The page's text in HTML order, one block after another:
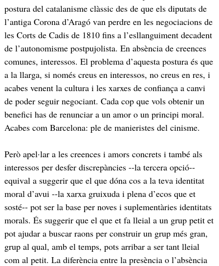
postura del catalanisme clàssic des de que els diputats de
l’antiga Corona d’Aragó van perdre en les negociacions de
les Corts de Cadis de 1810 fins a l’esllanguiment decadent
de l’autonomisme postpujolista. En absència de creences
comunes, interessos. El problema d’aquesta postura és que
a la llarga, si només creus en interessos, no creus en res, i
acabes venent la cultura i les xarxes de confiança a canvi
de poder seguir negociant. Cada cop que vols obtenir un
benefici has de renunciar a un amor o un principi moral.
Acabes com Barcelona: ple de manieristes del cinisme.
Però apel·lar a les creences i amors concrets i també als
interessos per desfer discrepàncies --la tercera opció--
equival a suggerir que el que dóna cos a la teva identitat
moral d’avui --la xarxa gruixuda i plena d’ecos que et
sosté-- pot ser la base per noves i suplementàries identitats
morals. És suggerir que el que et fa lleial a un grup petit et
pot ajudar a buscar raons per construir un grup més gran,
grup al qual, amb el temps, pots arribar a ser tant lleial
com al petit. La diferència entre la presència o l’absència